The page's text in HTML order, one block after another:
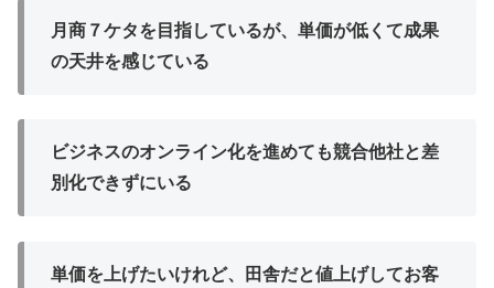
月商７ケタを目指しているが、単価が低くて成果
の天井を感じている
ビジネスのオンライン化を進めても競合他社と差
別化できずにいる
単価を上げたいけれど、田舎だと値上げしてお客